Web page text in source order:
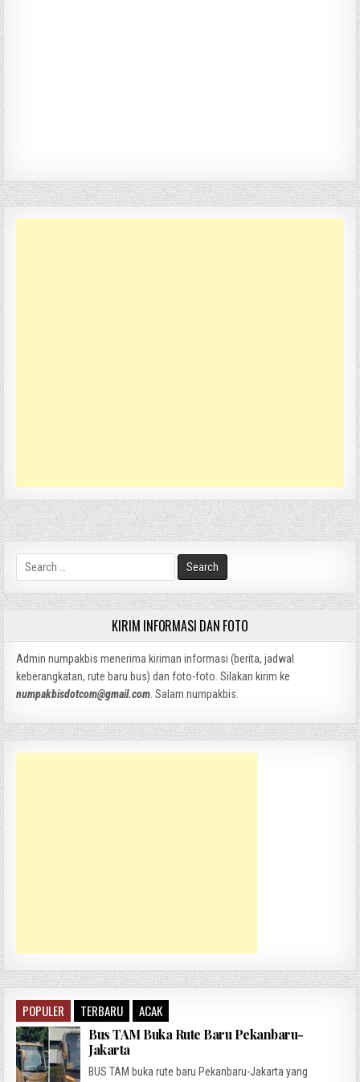
Search
for:
KIRIM INFORMASI DAN FOTO
Admin numpakbis menerima kiriman informasi (berita, jadwal
keberangkatan, rute baru bus) dan foto-foto. Silakan kirim ke
numpakbisdotcom@gmail.com. Salam numpakbis.
POPULER TERBARU ACAK
Bus TAM Buka Rute Baru Pekanbaru-
Jakarta
BUS TAM buka rute baru Pekanbaru-Jakarta yang